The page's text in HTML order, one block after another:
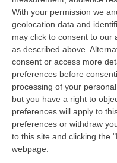
With your permission we
geolocation data and
may click to consent to our
as described above.
consent or access more
preferences before
processing of your
but you have a right to
preferences will apply to
preferences or withdraw
to this site and clicking the
webpage.
Ciclovia Dei Parchi Della
Del Tratto Fabrizia – Serra
“SERRA SAN BRUNO
della sicurezza lungo la
05 Agosto, 21:56
Tari, Senese: «Rendere
Per I Cittadini E Aumentare
“CATANZARO A Lamezia
del 17% per le imprese; a
05 Agosto, 21:23